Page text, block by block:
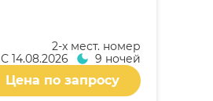
2-x мест. номер
С 14.08.2026 9 ночей
Цена по запросу